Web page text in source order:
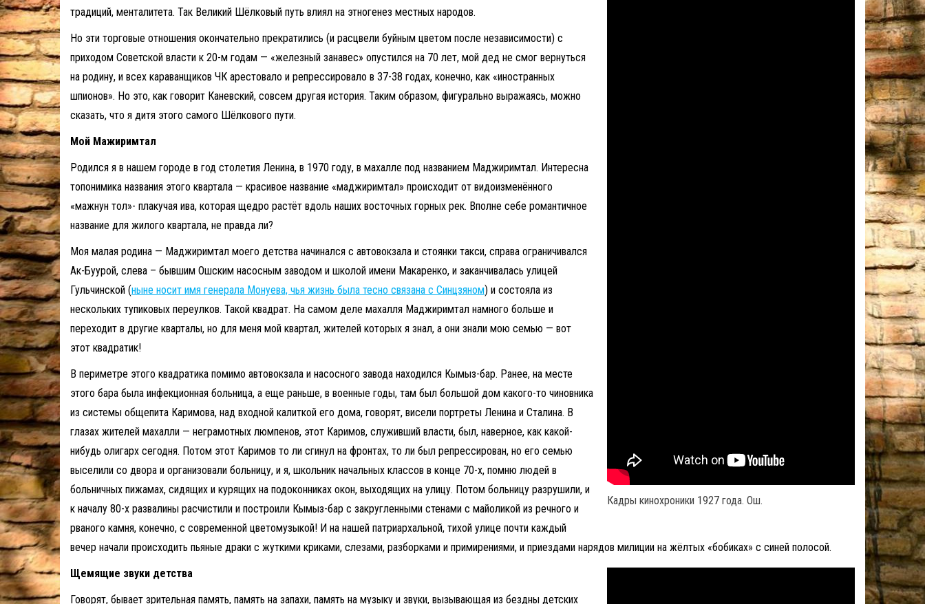
Кадры кинохроники 1927 года. Ош.
традиций, менталитета. Так Великий Шёлковый путь влиял на этногенез местных народов.
Но эти торговые отношения окончательно прекратились (и расцвели буйным цветом после независимости) с
приходом Советской власти к 20-м годам — «железный занавес» опустился на 70 лет, мой дед не смог вернуться
на родину, и всех караванщиков ЧК арестовало и репрессировало в 37-38 годах, конечно, как «иностранных
шпионов». Но это, как говорит Каневский, совсем другая история. Таким образом, фигурально выражаясь, можно
сказать, что я дитя этого самого Шёлкового пути.
Мой Мажиримтал
Родился я в нашем городе в год столетия Ленина, в 1970 году, в махалле под названием Маджиримтал. Интересна
топонимика названия этого квартала — красивое название «маджиримтал» происходит от видоизменённого
«мажнун тол»- плакучая ива, которая щедро растёт вдоль наших восточных горных рек. Вполне себе романтичное
название для жилого квартала, не правда ли?
Моя малая родина — Маджиримтал моего детства начинался с автовокзала и стоянки такси, справа ограничивался
Ак-Буурой, слева – бывшим Ошским насосным заводом и школой имени Макаренко, и заканчивалась улицей
Гульчинской (ныне носит имя генерала Монуева, чья жизнь была тесно связана с Синцзяном) и состояла из
нескольких тупиковых переулков. Такой квадрат. На самом деле махалля Маджиримтал намного больше и
переходит в другие кварталы, но для меня мой квартал, жителей которых я знал, а они знали мою семью — вот
этот квадратик!
В периметре этого квадратика помимо автовокзала и насосного завода находился Кымыз-бар. Ранее, на месте
этого бара была инфекционная больница, а еще раньше, в военные годы, там был большой дом какого-то чиновника
из системы общепита Каримова, над входной калиткой его дома, говорят, висели портреты Ленина и Сталина. В
глазах жителей махалли — неграмотных люмпенов, этот Каримов, служивший власти, был, наверное, как какой-
нибудь олигарх сегодня. Потом этот Каримов то ли сгинул на фронтах, то ли был репрессирован, но его семью
выселили со двора и организовали больницу, и я, школьник начальных классов в конце 70-х, помню людей в
больничных пижамах, сидящих и курящих на подоконниках окон, выходящих на улицу. Потом больницу разрушили, и
к началу 80-х развалины расчистили и построили Кымыз-бар с закругленными стенами с майоликой из речного и
рваного камня, конечно, с современной цветомузыкой! И на нашей патриархальной, тихой улице почти каждый
вечер начали происходить пьяные драки с жуткими криками, слезами, разборками и примирениями, и приездами нарядов милиции на жёлтых «бобиках» с синей полосой.
Щемящие звуки детства
Говорят, бывает зрительная память, память на запахи, память на музыку и звуки, вызывающая из бездны детских